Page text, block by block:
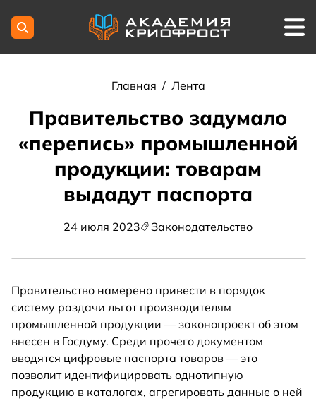
Главная / Лента
Правительство задумало
«перепись» промышленной
продукции: товарам
выдадут паспорта
24 июля 2023 Законодательство
Правительство намерено привести в порядок
систему раздачи льгот производителям
промышленной продукции — законопроект об этом
внесен в Госдуму. Среди прочего документом
вводятся цифровые паспорта товаров — это
позволит идентифицировать однотипную
продукцию в каталогах, агрегировать данные о ней